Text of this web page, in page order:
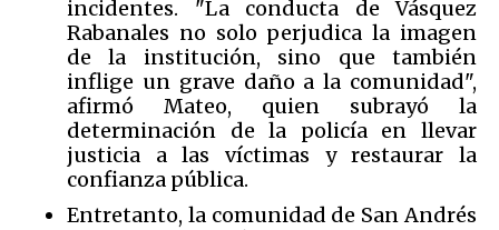
incidentes. "La conducta de Vásquez
Rabanales no solo perjudica la imagen
de la institución, sino que también
inflige un grave daño a la comunidad",
afirmó Mateo, quien subrayó la
determinación de la policía en llevar
justicia a las víctimas y restaurar la
confianza pública.
Entretanto, la comunidad de San Andrés